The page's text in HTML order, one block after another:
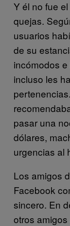
Y él no fue
quejas.
usuarios
de su
incómodos
incluso les
pasar una
dólares,
urgencias al
Los amigos
Facebook
sincero. En
otros